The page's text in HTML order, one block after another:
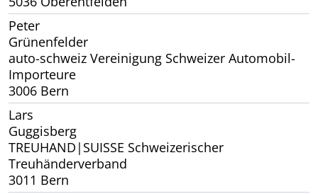
Peter
Grünenfelder
auto-schweiz Vereinigung Schweizer Automobil-
Importeure
3006 Bern
Lars
Guggisberg
TREUHAND|SUISSE Schweizerischer
Treuhänderverband
3011 Bern